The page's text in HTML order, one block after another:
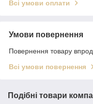
Всі умови оплати
Умови повернення
Повернення товару
Всі умови повернення
Подібні товари